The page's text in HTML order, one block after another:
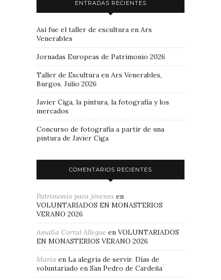
ENTRADAS RECIENTES
Así fue el taller de escultura en Ars
Venerables
Jornadas Europeas de Patrimonio 2026
Taller de Escultura en Ars Venerables,
Burgos. Julio 2026
Javier Ciga, la pintura, la fotografía y los
mercados
Concurso de fotografía a partir de una
pintura de Javier Ciga
COMENTARIOS RECIENTES
Patrimonio para jóvenes en
VOLUNTARIADOS EN MONASTERIOS
VERANO 2026
Amalia Corral Allegue en VOLUNTARIADOS
EN MONASTERIOS VERANO 2026
Maria en La alegría de servir. Días de
voluntariado en San Pedro de Cardeña